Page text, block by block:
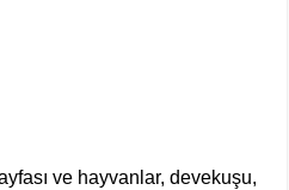
ve hayvanlar, devekuşu,